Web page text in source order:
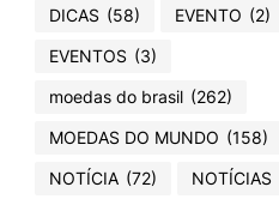
DICAS (58) EVENTO (2)
EVENTOS (3)
moedas do brasil (262)
MOEDAS DO MUNDO (158)
NOTÍCIA (72) NOTÍCIAS